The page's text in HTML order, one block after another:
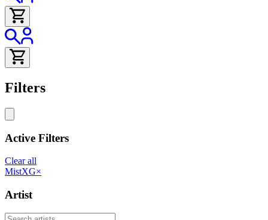
Filters
Active Filters
Clear all
MistXG×
Artist